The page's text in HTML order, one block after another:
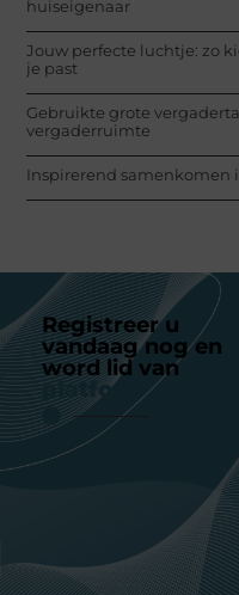
huiseigenaar
Jouw perfecte luchtje: zo
je past
Gebruikte grote
vergaderruimte
Inspirerend samenkomen
Registreer u
vandaag nog en
word lid van
platform